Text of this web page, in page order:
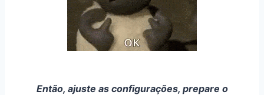
Então, ajuste as configurações, prepare o